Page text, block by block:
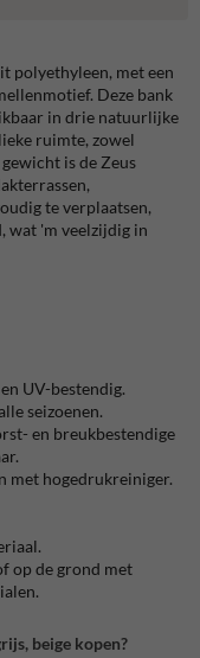
polyethyleen, met een
Deze bank
in drie natuurlijke
ruimte, zowel
is de Zeus
te verplaatsen,
wat 'm veelzijdig in
UV-bestendig.
seizoenen.
en breukbestendige
met hogedrukreiniger.
op de grond met
beige kopen?